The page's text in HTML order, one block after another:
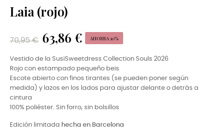
Laia (rojo)
70,95 € 63,86 € AHORRA 10%
Vestido de la SusiSweetdress Collection Souls 2026
Rojo con estampado pequeño beis
Escote abierto con finos tirantes (se pueden poner según
medida) y lazos en los lados para ajustar delante o detrás a
cintura
100% poliéster. Sin forro, sin bolsillos
Edición limitada hecha en Barcelona